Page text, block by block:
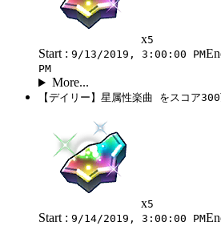
x5
Start : 9/13/2019, 3:00:00 PM
PM
More...
【デイリー】星属性楽曲 をスコア
x5
Start : 9/14/2019, 3:00:00 PM